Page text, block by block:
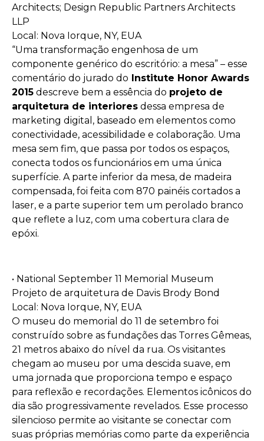
Architects; Design Republic Partners Architects
LLP
Local: Nova Iorque, NY, EUA
“Uma transformação engenhosa de um
componente genérico do escritório: a mesa” – esse
comentário do jurado do Institute Honor Awards
2015 descreve bem a essência do projeto de
arquitetura de interiores dessa empresa de
marketing digital, baseado em elementos como
conectividade, acessibilidade e colaboração. Uma
mesa sem fim, que passa por todos os espaços,
conecta todos os funcionários em uma única
superfície. A parte inferior da mesa, de madeira
compensada, foi feita com 870 painéis cortados a
laser, e a parte superior tem um perolado branco
que reflete a luz, com uma cobertura clara de
epóxi.
• National September 11 Memorial Museum
Projeto de arquitetura de Davis Brody Bond
Local: Nova Iorque, NY, EUA
O museu do memorial do 11 de setembro foi
construído sobre as fundações das Torres Gêmeas,
21 metros abaixo do nível da rua. Os visitantes
chegam ao museu por uma descida suave, em
uma jornada que proporciona tempo e espaço
para reflexão e recordações. Elementos icônicos do
dia são progressivamente revelados. Esse processo
silencioso permite ao visitante se conectar com
suas próprias memórias como parte da experiência